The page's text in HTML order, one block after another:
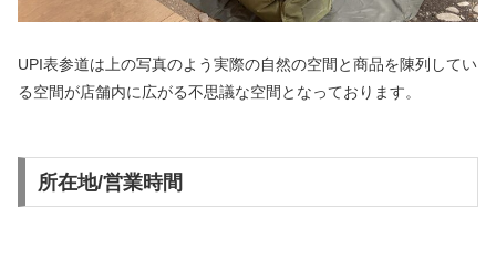
UPI表参道は上の写真のよう実際の自然の空間と商品を陳列してい
る空間が店舗内に広がる不思議な空間となっております。
所在地/営業時間